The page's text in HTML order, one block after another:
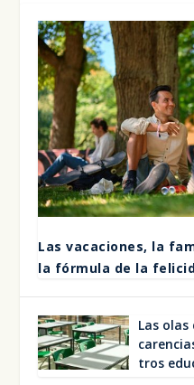
Las vaca­cio­nes, la
la fór­mu­la de la
Las
tros